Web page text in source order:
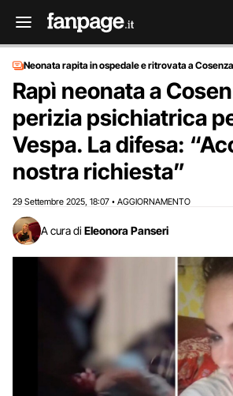
Neonata rapita in ospedale e ritrovata a Cosenza
Rapì neonata a
perizia psichiatrica
Vespa. La difesa:
nostra richiesta”
29 Settembre 2025 18:07 • AGGIORNAMENTO
A cura di Eleonora Panseri